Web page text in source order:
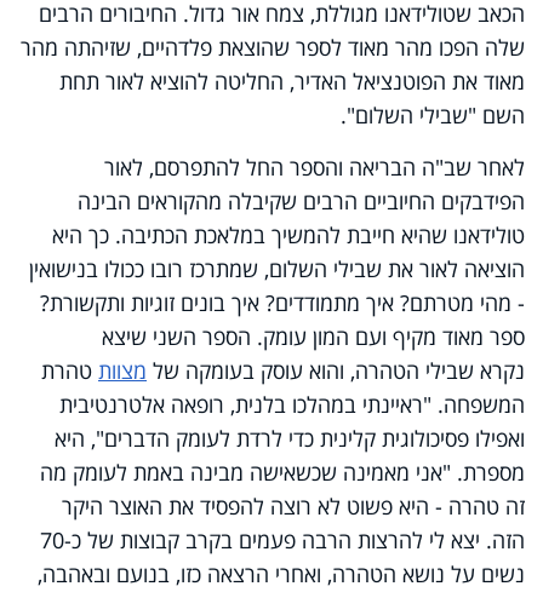
הכאב שטולידאנו מגוללת, צמח אור גדול. החיבורים הרבים
שלה הפכו מהר מאוד לספר שהוצאת פלדהיים, שזיהתה מהר
מאוד את הפוטנציאל האדיר, החליטה להוציא לאור תחת
השם "שבילי השלום".
לאחר שב"ה הבריאה והספר החל להתפרסם, לאור
הפידבקים החיוביים הרבים שקיבלה מהקוראים הבינה
טולידאנו שהיא חייבת להמשיך במלאכת הכתיבה. כך היא
הוציאה לאור את שבילי השלום, שמתרכז רובו ככולו בנישואין
- מהי מטרתם? איך מתמודדים? איך בונים זוגיות ותקשורת?
ספר מאוד מקיף ועם המון עומק. הספר השני שיצא
נקרא שבילי הטהרה, והוא עוסק בעומקה של מצוות טהרת
המשפחה. "ראיינתי במהלכו בלנית, רופאה אלטרנטיבית
ואפילו פסיכולוגית קלינית כדי לרדת לעומק הדברים", היא
מספרת. "אני מאמינה שכשאישה מבינה באמת לעומק מה
זה טהרה - היא פשוט לא רוצה להפסיד את האוצר היקר
הזה. יצא לי להרצות הרבה פעמים בקרב קבוצות של כ-70
נשים על נושא הטהרה, ואחרי הרצאה כזו, בנועם ובאהבה,